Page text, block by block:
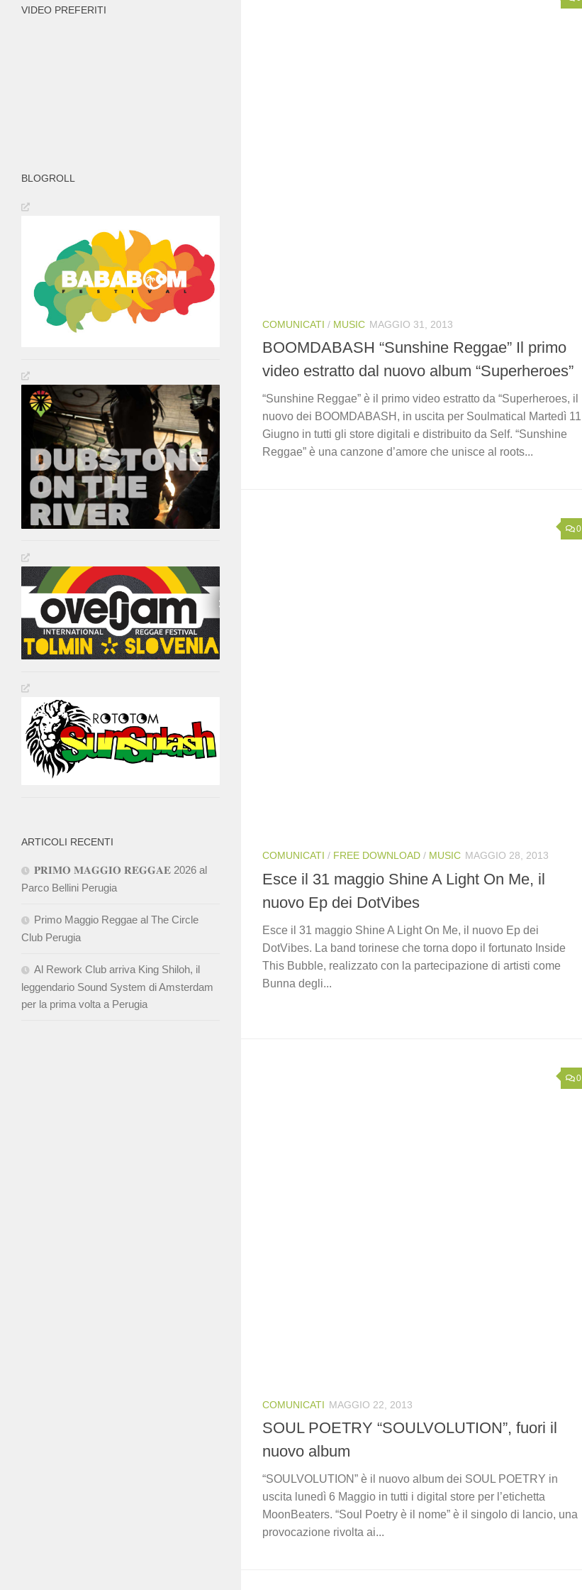
COMUNICATI / MUSIC MAGGIO 31, 2013
BOOMDABASH “Sunshine Reggae” Il primo
video estratto dal nuovo album “Superheroes”
“Sunshine Reggae” è il primo video estratto da “Superheroes, il
nuovo dei BOOMDABASH, in uscita per Soulmatical Martedì 11
Giugno in tutti gli store digitali e distribuito da Self. “Sunshine
Reggae” è una canzone d’amore che unisce al roots...
0
COMUNICATI / FREE DOWNLOAD / MUSIC MAGGIO 28, 2013
Esce il 31 maggio Shine A Light On Me, il
nuovo Ep dei DotVibes
Esce il 31 maggio Shine A Light On Me, il nuovo Ep dei
DotVibes. La band torinese che torna dopo il fortunato Inside
This Bubble, realizzato con la partecipazione di artisti come
Bunna degli...
0
COMUNICATI MAGGIO 22, 2013
SOUL POETRY “SOULVOLUTION”, fuori il
nuovo album
“SOULVOLUTION” è il nuovo album dei SOUL POETRY in
uscita lunedì 6 Maggio in tutti i digital store per l’etichetta
MoonBeaters. “Soul Poetry è il nome” è il singolo di lancio, una
provocazione rivolta ai...
VIDEO PREFERITI
BLOGROLL
ARTICOLI RECENTI
𝐏𝐑𝐈𝐌𝐎 𝐌𝐀𝐆𝐆𝐈𝐎 𝐑𝐄𝐆𝐆𝐀𝐄 2026 al
Parco Bellini Perugia
Primo Maggio Reggae al The Circle
Club Perugia
Al Rework Club arriva King Shiloh, il
leggendario Sound System di Amsterdam
per la prima volta a Perugia